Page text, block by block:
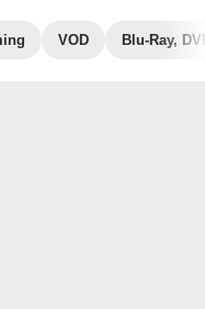
VOD Blu-Ray, DVD